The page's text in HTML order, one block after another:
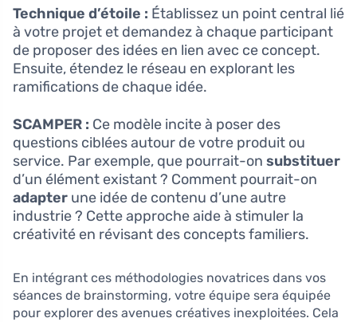
Technique d’étoile : Établissez un point central lié
à votre projet et demandez à chaque participant
de proposer des idées en lien avec ce concept.
Ensuite, étendez le réseau en explorant les
ramifications de chaque idée.
SCAMPER : Ce modèle incite à poser des
questions ciblées autour de votre produit ou
service. Par exemple, que pourrait-on substituer
d’un élément existant ? Comment pourrait-on
adapter une idée de contenu d’une autre
industrie ? Cette approche aide à stimuler la
créativité en révisant des concepts familiers.
En intégrant ces méthodologies novatrices dans vos
séances de brainstorming, votre équipe sera équipée
pour explorer des avenues créatives inexploitées. Cela